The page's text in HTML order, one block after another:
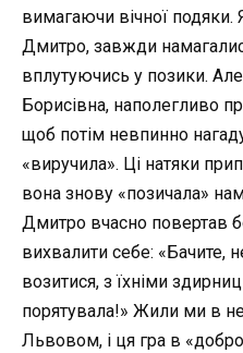
вимагаючи вічної подяки.
Дмитро, завжди
вплутуючись у позики.
Борисівна, наполегливо
щоб потім невпинно
«виручила». Ці натяки
вона знову «позичала»
Дмитро вчасно повертав
вихвалити себе: «Бачите,
возитися, з їхніми
порятувала!» Жили ми в
Львовом, і ця гра в